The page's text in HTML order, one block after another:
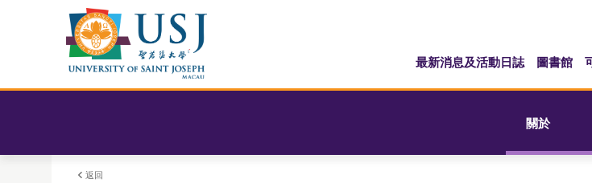
最新消息及活動日誌 圖書館
關於
返回